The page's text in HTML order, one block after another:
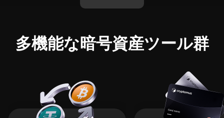
多機能な暗号資産ツール群